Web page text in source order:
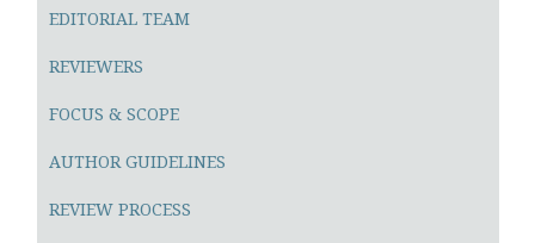
EDITORIAL TEAM
REVIEWERS
FOCUS & SCOPE
AUTHOR GUIDELINES
REVIEW PROCESS